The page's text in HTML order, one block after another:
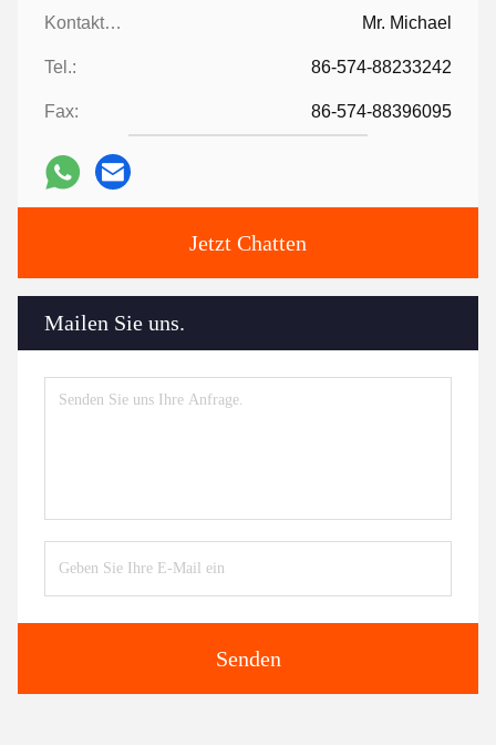
Kontaktpersonen: Mr. Michael
Tel.: 86-574-88233242
Fax: 86-574-88396095
Jetzt Chatten
Mailen Sie uns.
Senden